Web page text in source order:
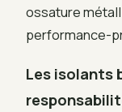
ossature
performance-
Les isolants